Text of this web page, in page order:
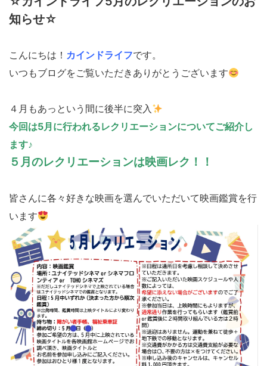
知らせ☆
こんにちは！ カインドライフです。
いつもブログをご覧いただきありがとうございます
４月もあっという間に後半に突入
今回は5月に行われるレクリエーションについてご紹介し
ます♪
５月のレクリエーションは映画レク！！
皆さんに各々好きな映画を選んでいただいて映画鑑賞を行
います